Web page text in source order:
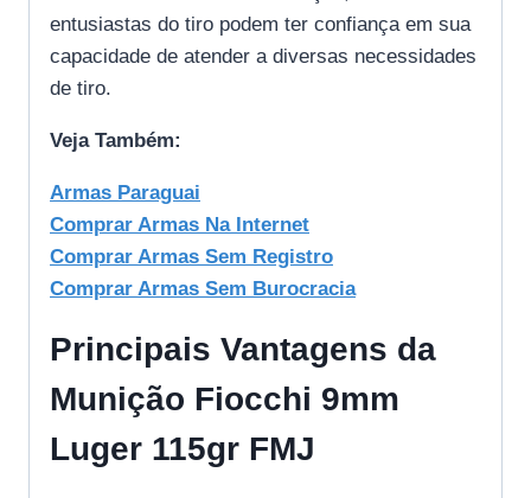
entusiastas do tiro podem ter confiança em sua
capacidade de atender a diversas necessidades
de tiro.
Veja Também:
Armas Paraguai
Comprar Armas Na Internet
Comprar Armas Sem Registro
Comprar Armas Sem Burocracia
Principais Vantagens da
Munição Fiocchi 9mm
Luger 115gr FMJ